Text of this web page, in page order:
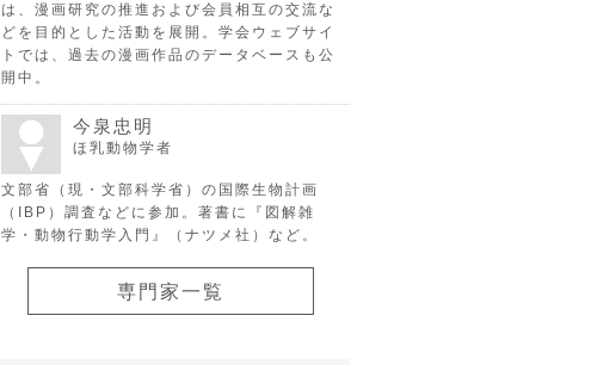
は、漫画研究の推進および会員相互の交流な
どを目的とした活動を展開。学会ウェブサイ
トでは、過去の漫画作品のデータベースも公
開中。
今泉忠明
ほ乳動物学者
文部省（現・文部科学省）の国際生物計画
（IBP）調査などに参加。著書に『図解雑
学・動物行動学入門』（ナツメ社）など。
専門家一覧